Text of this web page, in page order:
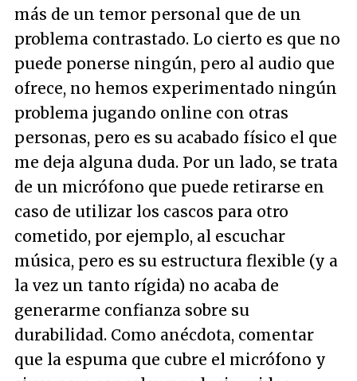
más de un temor personal que de un
problema contrastado. Lo cierto es que no
puede ponerse ningún, pero al audio que
ofrece, no hemos experimentado ningún
problema jugando online con otras
personas, pero es su acabado físico el que
me deja alguna duda. Por un lado, se trata
de un micrófono que puede retirarse en
caso de utilizar los cascos para otro
cometido, por ejemplo, al escuchar
música, pero es su estructura flexible (y a
la vez un tanto rígida) no acaba de
generarme confianza sobre su
durabilidad. Como anécdota, comentar
que la espuma que cubre el micrófono y